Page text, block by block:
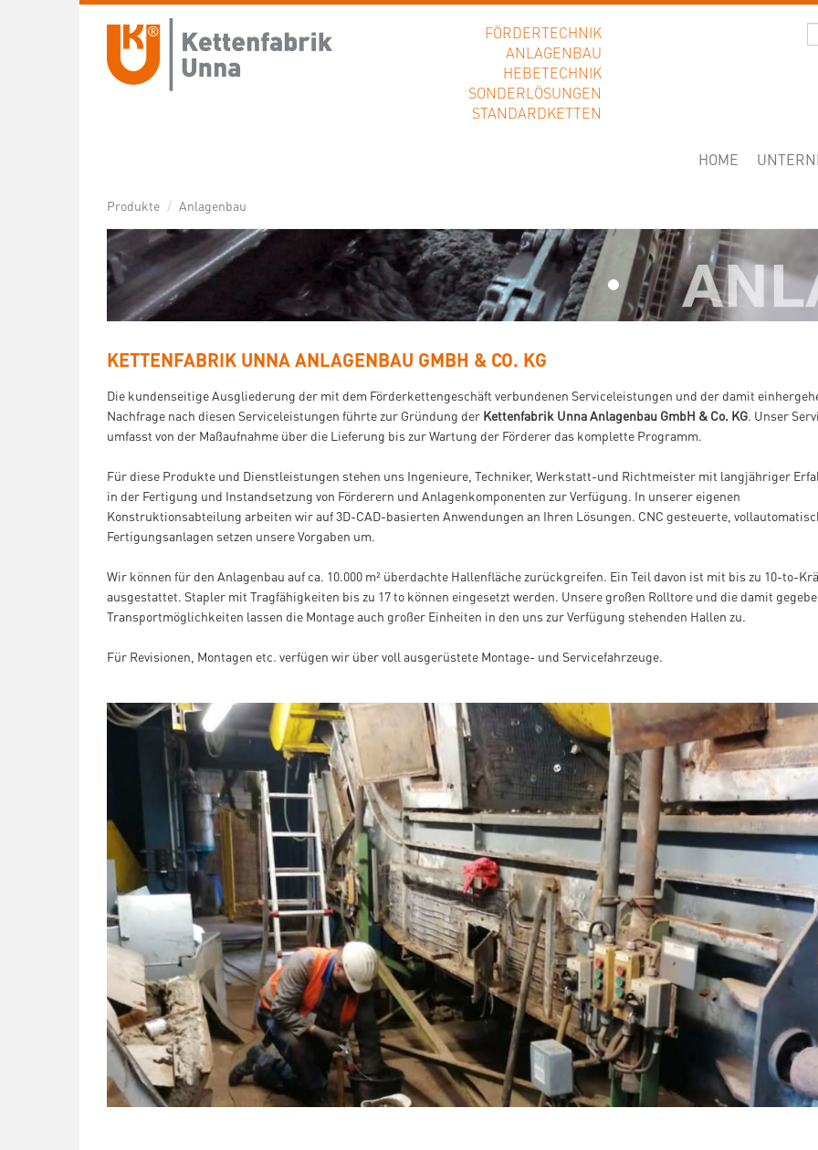
FÖRDERTECHNIK
ANLAGENBAU
HEBETECHNIK
SONDERLÖSUNGEN
STANDARDKETTEN
HOME (CURRENT)
Produkte Anlagenbau
ANLAGENBAU
Kettenfabrik Unna Anlagenbau GmbH & Co. KG.
Spezialisierte Förderanlagen auf Basis von
KETTENFABRIK UNNA ANLAGENBAU GMBH & CO. KG
Die kundenseitige Ausgliederung der mit dem Förderkettengeschäft verbundenen Serviceleistungen und der damit
Nachfrage nach diesen Serviceleistungen führte zur Gründung der Kettenfabrik Unna Anlagenbau GmbH & Co. KG . Unser
umfasst von der Maßaufnahme über die Lieferung bis zur Wartung der Förderer das komplette Programm.
Für diese Produkte und Dienstleistungen stehen uns Ingenieure, Techniker, Werkstatt-und Richtmeister mit langjähriger
in der Fertigung und Instandsetzung von Förderern und Anlagenkomponenten zur Verfügung. In unserer eigenen
Konstruktionsabteilung arbeiten wir auf 3D-CAD-basierten Anwendungen an Ihren Lösungen. CNC gesteuerte,
Fertigungsanlagen setzen unsere Vorgaben um.
Wir können für den Anlagenbau auf ca. 10.000 m² überdachte Hallenfläche zurückgreifen. Ein Teil davon ist mit bis zu 10-to-
ausgestattet. Stapler mit Tragfähigkeiten bis zu 17 to können eingesetzt werden. Unsere großen Rolltore und die damit
Transportmöglichkeiten lassen die Montage auch großer Einheiten in den uns zur Verfügung stehenden Hallen zu.
Für Revisionen, Montagen etc. verfügen wir über voll ausgerüstete Montage- und Servicefahrzeuge.